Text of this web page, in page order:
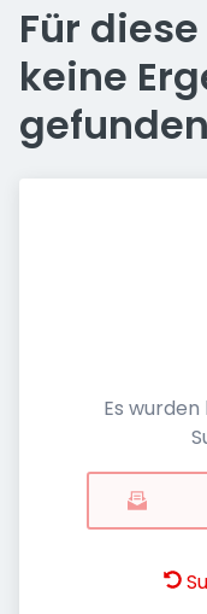
Für
keine
Es